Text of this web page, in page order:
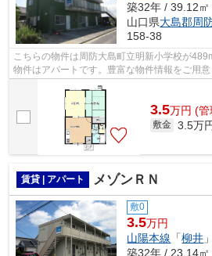
築32年 / 39.12㎡
山口県大島郡周
158-38
こちらの物件は周防大島町立明新小学校が
物件はアパートです。豊富な物件情報をご用
クスへのお問い合わせは、TEL[0820-22-5...
3.5万円 (管
敷金 3.5万
賃貸 | アパート メゾンＲＮ
敷0
3.5万円
山陽本線 「柳井
築32年 / 23.14㎡